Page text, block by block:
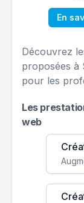
En
Découvrez
proposées à
pour les
Les
web